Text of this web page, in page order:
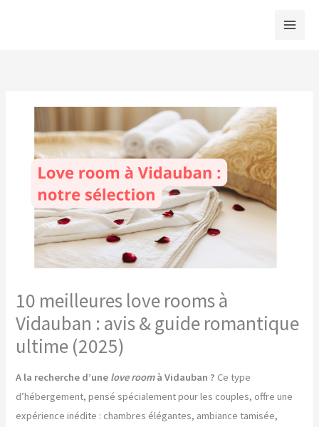
10 meilleures love rooms à
Vidauban : avis & guide romantique
ultime (2025)
A la recherche d’une love roomà Vidauban ? Ce type
d’hébergement, pensé spécialement pour les couples, offre une
expérience inédite : chambres élégantes, ambiance tamisée,